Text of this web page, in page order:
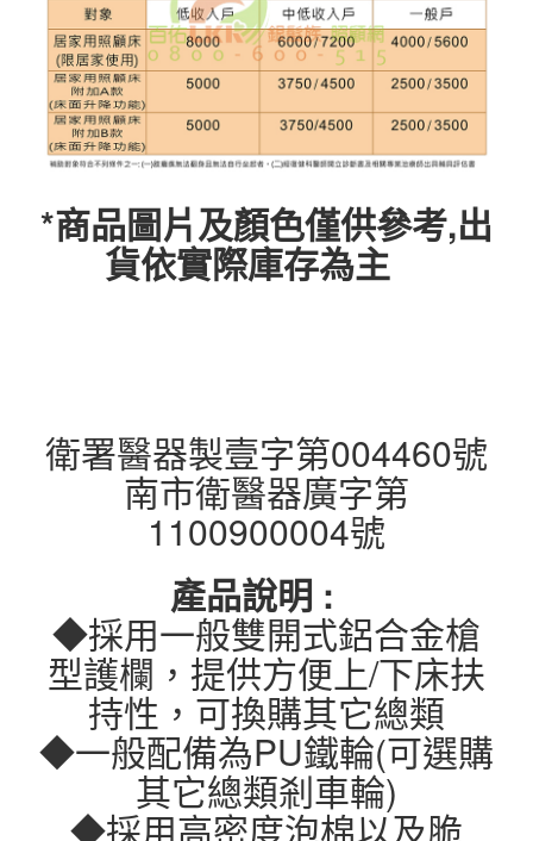
*商品圖片及顏色僅供參考,出
貨依實際庫存為主
衛署醫器製壹字第004460號
南市衛醫器廣字第
1100900004號
產品說明 :
◆採用一般雙開式鋁合金槍
型護欄，提供方便上/下床扶
持性，可換購其它總類
◆一般配備為PU鐵輪(可選購
其它總類剎車輪)
◆採用高密度泡棉以及脆